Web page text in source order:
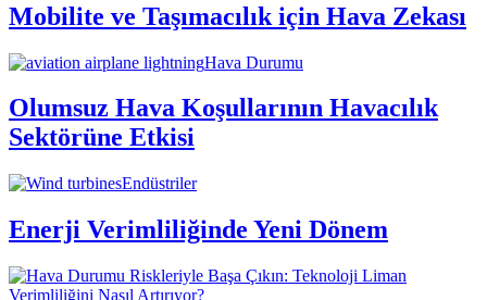
Mobilite ve Taşımacılık için Hava Zekası
Hava Durumu
Olumsuz Hava Koşullarının Havacılık
Sektörüne Etkisi
Endüstriler
Enerji Verimliliğinde Yeni Dönem